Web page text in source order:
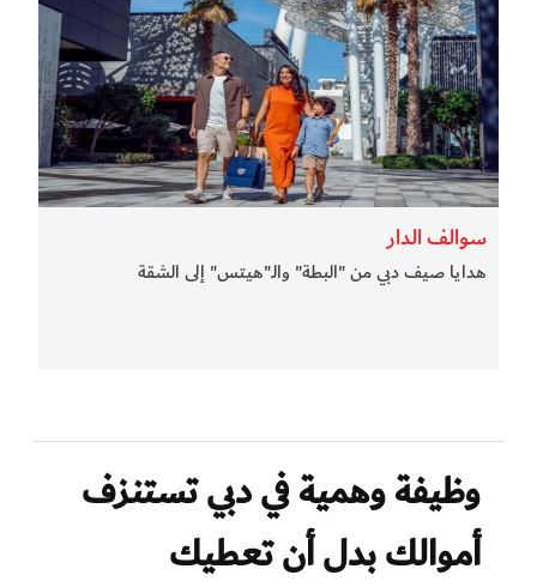
سوالف الدار
هدايا صيف دبي من "البطة" والـ"هيتس" إلى الشقة
وظيفة وهمية في دبي تستنزف
أموالك بدل أن تعطيك